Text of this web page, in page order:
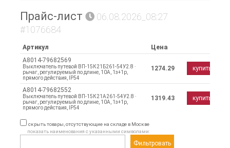
Прайс-лист
06.08.2026_08:27
#1076684
Артикул
Цена
A8014-79682569
Выключатель путевой ВП-15К21Б261-54У2.8 ·
рычаг, регулируемый по длине, 10А, 1з+1р,
прямого действия, IP54
1274.29 купить
A8014-79682552
Выключатель путевой ВП-15К21А261-54У2.8 ·
рычаг, регулируемый по длине, 10А, 1з+1р,
прямого действия, IP54
1319.43 купить
скрыть товары, отсутствующие на складе в Москве
показать наименования с указанными символами:
Фильтровать